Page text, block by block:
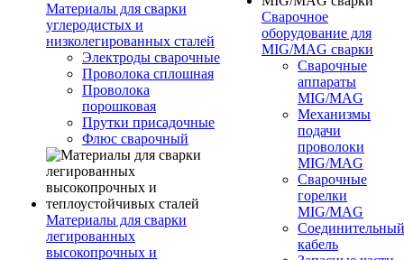
Материалы для сварки
углеродистых и
низколегированных сталей
Электроды сварочные
Проволока сплошная
Проволока
порошковая
Прутки присадочные
Флюс сварочный
Материалы для сварки
легированных
высокопрочных и
Сварочное
оборудование для
MIG/MAG сварки
Сварочные
аппараты
MIG/MAG
Механизмы
подачи
проволоки
MIG/MAG
Сварочные
горелки
MIG/MAG
Соединительный
кабель